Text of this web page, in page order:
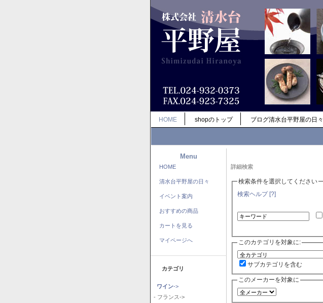
HOME shopのトップ ブログ清水台平野屋の日々
Menu
HOME
清水台平野屋の日々
イベント案内
おすすめの商品
カートを見る
マイページへ
カテゴリ
ワイン->
- フランス->
詳細検索
検索条件を選択してください
検索ヘルプ [?]
このカテゴリを対象に:
サブカテゴリを含む
このメーカーを対象に